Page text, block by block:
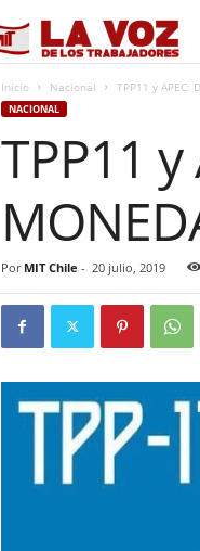
Inicio Nacional TPP11 y APEC:
NACIONAL
TPP11 y
Por MIT Chile - 20 julio, 2019